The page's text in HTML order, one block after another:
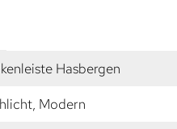
Hasbergen
Modern